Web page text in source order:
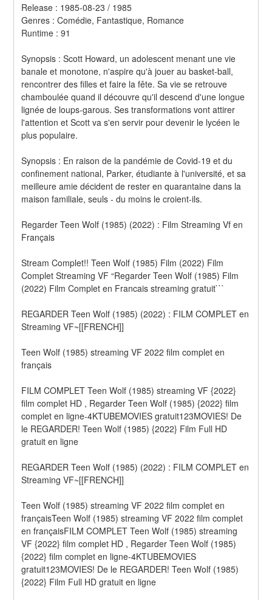
Release : 1985-08-23 / 1985
Genres : Comédie, Fantastique, Romance
Runtime : 91
Synopsis : Scott Howard, un adolescent menant une vie
banale et monotone, n'aspire qu'à jouer au basket-ball,
rencontrer des filles et faire la fête. Sa vie se retrouve
chamboulée quand il découvre qu'il descend d'une longue
lignée de loups-garous. Ses transformations vont attirer
l'attention et Scott va s'en servir pour devenir le lycéen le
plus populaire.
Synopsis : En raison de la pandémie de Covid-19 et du
confinement national, Parker, étudiante à l'université, et sa
meilleure amie décident de rester en quarantaine dans la
maison familiale, seuls - du moins le croient-ils.
Regarder Teen Wolf (1985) (2022) : Film Streaming Vf en
Français
Stream Complet!! Teen Wolf (1985) Film (2022) Film
Complet Streaming VF “Regarder Teen Wolf (1985) Film
(2022) Film Complet en Francais streaming gratuit```
REGARDER Teen Wolf (1985) (2022) : FILM COMPLET en
Streaming VF~[[FRENCH]]
Teen Wolf (1985) streaming VF 2022 film complet en
français
FILM COMPLET Teen Wolf (1985) streaming VF {2022}
film complet HD , Regarder Teen Wolf (1985) {2022} film
complet en ligne-4KTUBEMOVIES gratuit123MOVIES! De
le REGARDER! Teen Wolf (1985) {2022} Film Full HD
gratuit en ligne
REGARDER Teen Wolf (1985) (2022) : FILM COMPLET en
Streaming VF~[[FRENCH]]
Teen Wolf (1985) streaming VF 2022 film complet en
françaisTeen Wolf (1985) streaming VF 2022 film complet
en françaisFILM COMPLET Teen Wolf (1985) streaming
VF {2022} film complet HD , Regarder Teen Wolf (1985)
{2022} film complet en ligne-4KTUBEMOVIES
gratuit123MOVIES! De le REGARDER! Teen Wolf (1985)
{2022} Film Full HD gratuit en ligne